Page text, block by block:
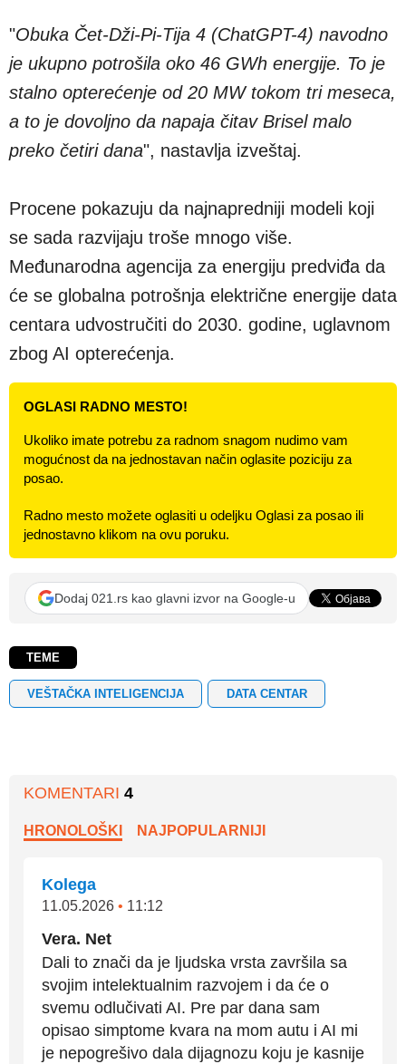
"Obuka Čet-Dži-Pi-Tija 4 (ChatGPT-4) navodno
je ukupno potrošila oko 46 GWh energije. To je
stalno opterećenje od 20 MW tokom tri meseca,
a to je dovoljno da napaja čitav Brisel malo
preko četiri dana", nastavlja izveštaj.
Procene pokazuju da najnapredniji modeli koji
se sada razvijaju troše mnogo više.
Međunarodna agencija za energiju predviđa da
će se globalna potrošnja električne energije data
centara udvostručiti do 2030. godine, uglavnom
zbog AI opterećenja.
OGLASI RADNO MESTO!
Ukoliko imate potrebu za radnom snagom nudimo vam
mogućnost da na jednostavan način oglasite poziciju za
posao.
Radno mesto možete oglasiti u odeljku Oglasi za posao ili
jednostavno klikom na ovu poruku.
Dodaj 021.rs kao glavni izvor na Google-u
TEME
VEŠTAČKA INTELIGENCIJA DATA CENTAR
KOMENTARI 4
HRONOLOŠKI NAJPOPULARNIJI
Kolega
11.05.2026 • 11:12
Vera. Net
Dali to znači da je ljudska vrsta završila sa
svojim intelektualnim razvojem i da će o
svemu odlučivati AI. Pre par dana sam
opisao simptome kvara na mom autu i AI mi
je nepogrešivo dala dijagnozu koju je kasnije